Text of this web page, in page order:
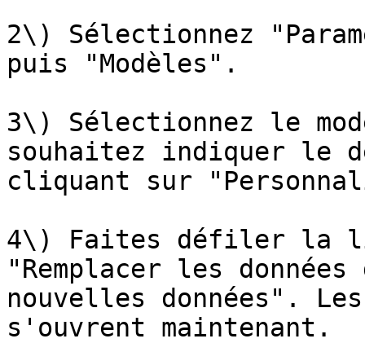
2\) Sélectionnez
puis "Modèles".
3\) Sélectionnez le
souhaitez indiquer le
cliquant sur
4\) Faites défiler la
"Remplacer les
nouvelles données".
s'ouvrent maintenant.